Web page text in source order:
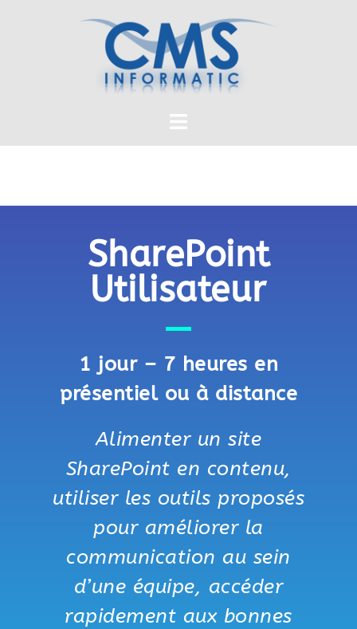
SharePoint
Utilisateur
1 jour – 7 heures en
présentiel ou à distance
Alimenter un site
SharePoint en contenu,
utiliser les outils proposés
pour améliorer la
communication au sein
d’une équipe, accéder
rapidement aux bonnes